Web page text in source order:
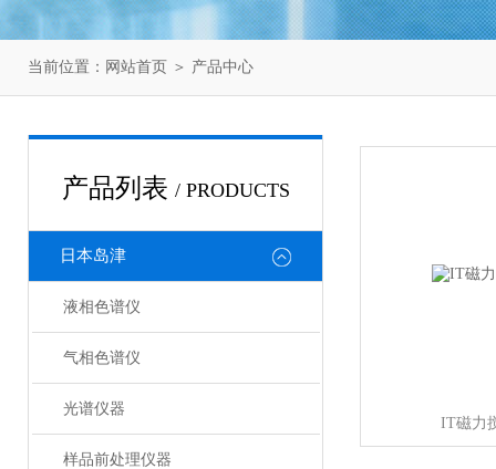
当前位置： 网站首页 ＞ 产品中心
产品列表 / PRODUCTS
日本岛津
液相色谱仪
气相色谱仪
光谱仪器
样品前处理仪器
IT磁力